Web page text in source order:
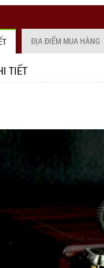
ĐỊA ĐIỂM MUA HÀNG
TIẾT